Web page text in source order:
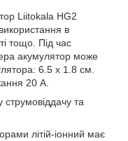
Liitokala HG2
в
тощо. Під час
акумулятор може
6.5 х 1.8 см.
20 А.
та
літій-іонний має